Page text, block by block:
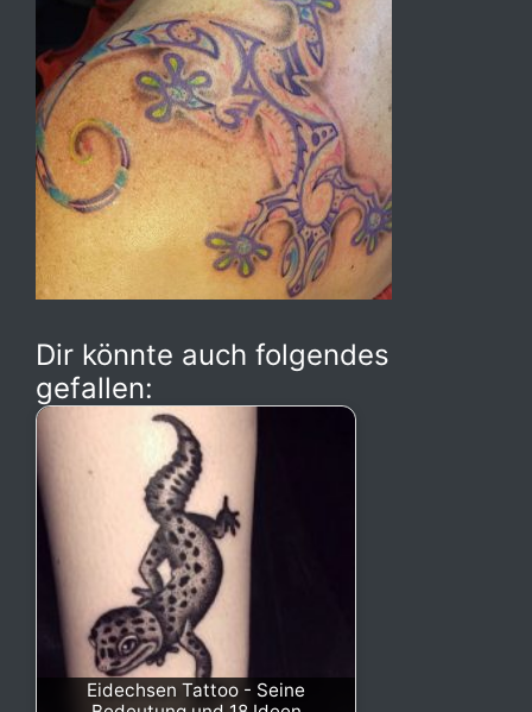
Dir könnte auch folgendes
gefallen:
Eidechsen Tattoo - Seine